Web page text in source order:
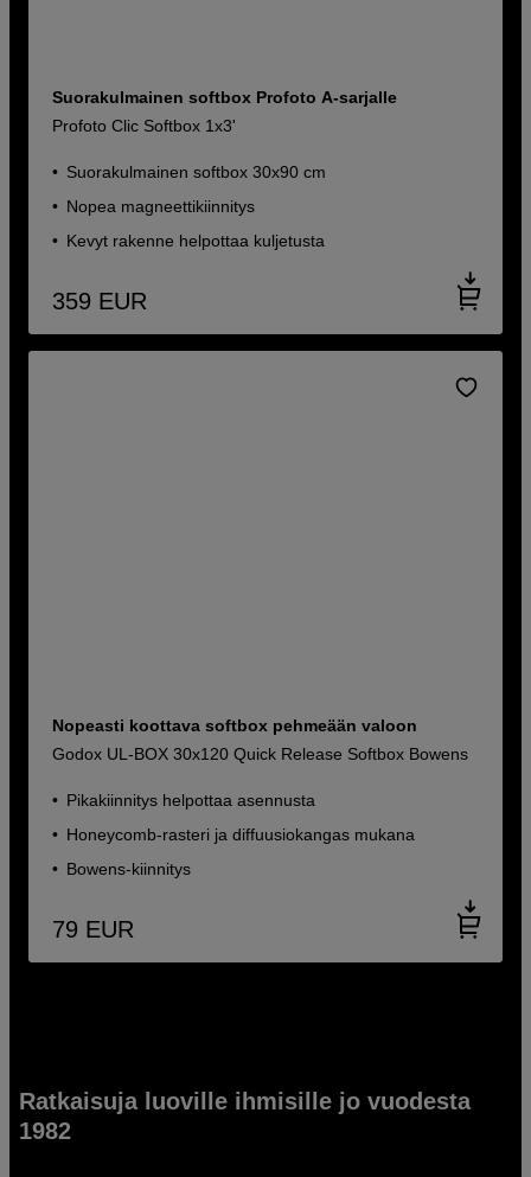
Suorakulmainen softbox Profoto A-sarjalle
Profoto Clic Softbox 1x3'
Suorakulmainen softbox 30x90 cm
Nopea magneettikiinnitys
Kevyt rakenne helpottaa kuljetusta
359 EUR
Nopeasti koottava softbox pehmeään valoon
Godox UL-BOX 30x120 Quick Release Softbox Bowens
Pikakiinnitys helpottaa asennusta
Honeycomb-rasteri ja diffuusiokangas mukana
Bowens-kiinnitys
79 EUR
Ratkaisuja luoville ihmisille jo vuodesta
1982